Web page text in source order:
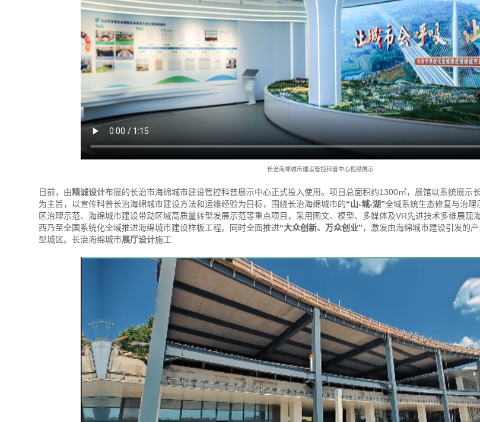
长治海绵城市建设管控科普中心视频展示
日前，由精诚设计布展的长治市海绵城市建设管控科普展示中心正式投入使用。项目总面积约1300㎡，展馆以系统展示
为主旨，以宣传科普长治海绵城市建设方法和运维经验为目标，围绕长治海绵城市的“山-城-湖”全域系统生态修复与治理
区治理示范、海绵城市建设带动区域高质量转型发展示范等重点项目，采用图文、模型、多媒体及VR先进技术多维展现
西乃至全国系统化全域推进海绵城市建设样板工程。同时全面推进“大众创新、万众创业”，激发由海绵城市建设引发的
型城区。长治海绵城市展厅设计施工